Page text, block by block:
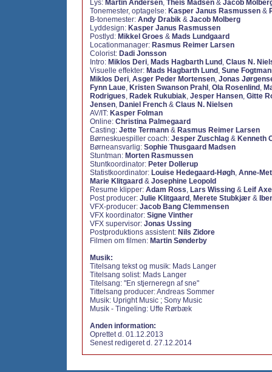
Lys: Martin Andersen, Theis Madsen & Jacob
Tonemester, optagelse: Kasper Janus Rasmussen &
B-tonemester: Andy Drabik & Jacob Molberg
Lyddesign: Kasper Janus Rasmussen
Postlyd: Mikkel Groes & Mads Lundgaard
Locationmanager: Rasmus Reimer Larsen
Colorist: Dadi Jonsson
Intro: Miklos Deri, Mads Hagbarth Lund , Claus N.
Visuelle effekter: Mads Hagbarth Lund , Sune
Miklos Deri, Asger Peder Mortensen, Jonas
Fynn Laue, Kristen Swanson Prahl , Ola Rosenlind ,
Rodrigues, Radek Rukubiak, Jesper Hansen, Gitte
Jensen, Daniel French & Claus N. Nielsen
AV/IT: Kasper Folman
Online: Christina Palmegaard
Casting: Jette Termann & Rasmus Reimer Larsen
Børneskuespiller coach: Jesper Zuschlag & Kenneth
Børneansvarlig: Sophie Thusgaard Madsen
Stuntman: Morten Rasmussen
Stuntkoordinator: Peter Dollerup
Statistkoordinator: Louise Hedegaard-Høgh, Anne-
Marie Klitgaard & Josephine Leopold
Resume klipper: Adam Ross, Lars Wissing & Leif
Post producer: Julie Klitgaard , Merete Stubkjær &
VFX-producer: Jacob Bang Clemmensen
VFX koordinator: Signe Vinther
VFX supervisor: Jonas Ussing
Postproduktions assistent: Nils Zidore
Filmen om filmen: Martin Sønderby
Musik:
Titelsang tekst og musik: Mads Langer
Titelsang solist: Mads Langer
Titelsang: "En stjerneregn af sne"
Tittelsang producer: Andreas Sommer
Musik: Upright Music ; Sony Music
Musik - Tingeling: Uffe Rørbæk
Anden information:
Oprettet d. 01.12.2013
Senest redigeret d. 27.12.2014